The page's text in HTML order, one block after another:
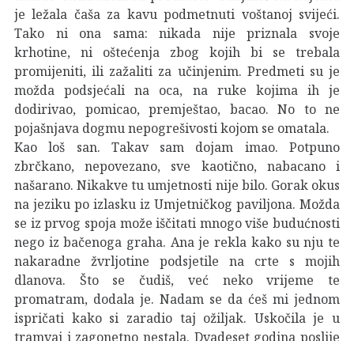
je ležala čaša za kavu podmetnuti voštanoj svijeći.
Tako ni ona sama: nikada nije priznala svoje
krhotine, ni oštećenja zbog kojih bi se trebala
promijeniti, ili zažaliti za učinjenim. Predmeti su je
možda podsjećali na oca, na ruke kojima ih je
dodirivao, pomicao, premještao, bacao. No to ne
pojašnjava dogmu nepogrešivosti kojom se omatala.
Kao loš san. Takav sam dojam imao. Potpuno
zbrčkano, nepovezano, sve kaotično, nabacano i
našarano. Nikakve tu umjetnosti nije bilo. Gorak okus
na jeziku po izlasku iz Umjetničkog paviljona. Možda
se iz prvog spoja može iščitati mnogo više budućnosti
nego iz bačenoga graha. Ana je rekla kako su nju te
nakaradne žvrljotine podsjetile na crte s mojih
dlanova. Što se čudiš, već neko vrijeme te
promatram, dodala je. Nadam se da ćeš mi jednom
ispričati kako si zaradio taj ožiljak. Uskočila je u
tramvaj i zagonetno nestala. Dvadeset godina poslije